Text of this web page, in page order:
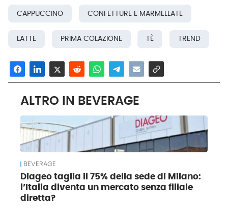
CAPPUCCINO CONFETTURE E MARMELLATE
LATTE PRIMA COLAZIONE TÈ TREND
ALTRO IN BEVERAGE
BEVERAGE
Diageo taglia il 75% della sede di Milano:
l’Italia diventa un mercato senza filiale
diretta?